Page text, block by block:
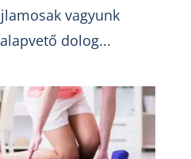
vagyunk
dolog...